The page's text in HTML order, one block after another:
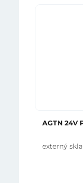
AGTN 24V
externý